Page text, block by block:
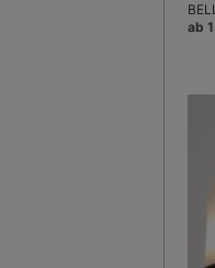
ab